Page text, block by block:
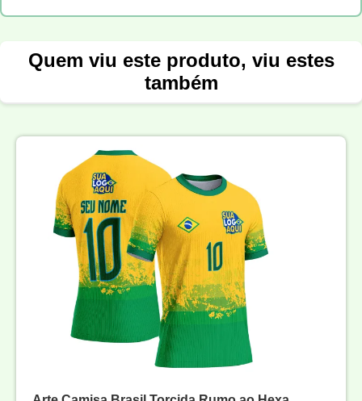
Quem viu este produto, viu estes
também